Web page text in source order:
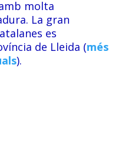
molta
La gran
es
de Lleida (més
).